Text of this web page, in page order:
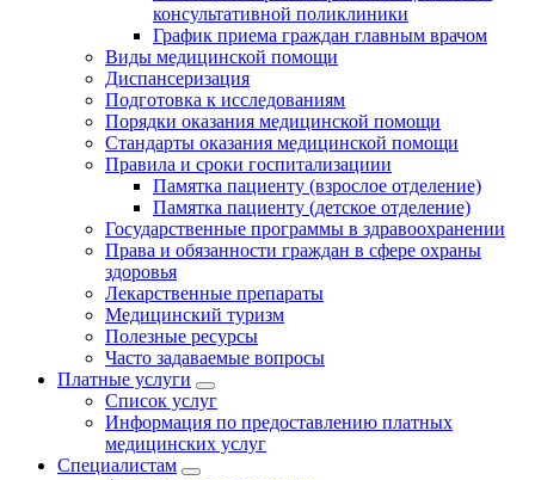
консультативной поликлиники
График приема граждан главным врачом
Виды медицинской помощи
Диспансеризация
Подготовка к исследованиям
Порядки оказания медицинской помощи
Стандарты оказания медицинской помощи
Правила и сроки госпитализациии
Памятка пациенту (взрослое отделение)
Памятка пациенту (детское отделение)
Государственные программы в здравоохранении
Права и обязанности граждан в сфере охраны
здоровья
Лекарственные препараты
Медицинский туризм
Полезные ресурсы
Часто задаваемые вопросы
Платные услуги
Список услуг
Информация по предоставлению платных
медицинских услуг
Специалистам